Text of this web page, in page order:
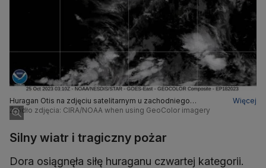
Huragan Otis na zdjęciu satelitarnym u zachodniego
wybrzeża Meksyku
Więcej
Źródło zdjęcia: CIRA/NOAA when using GeoColor imagery
Silny wiatr i tragiczny pożar
Dora osiągnęła siłę huraganu czwartej kategorii.